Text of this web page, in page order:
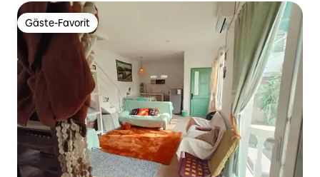
Gäste-Favorit
Gäste-Favorit